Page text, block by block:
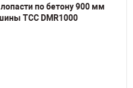
по бетону 900 мм
ТСС DMR1000